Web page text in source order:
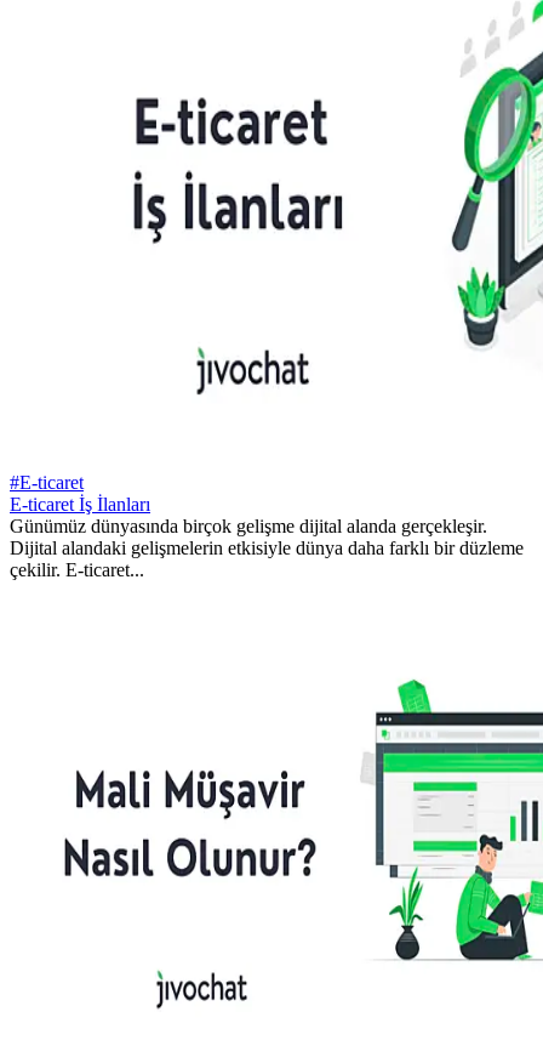
#E-ticaret
E-ticaret İş İlanları
Günümüz dünyasında birçok gelişme dijital alanda gerçekleşir.
Dijital alandaki gelişmelerin etkisiyle dünya daha farklı bir düzleme
çekilir. E-ticaret...